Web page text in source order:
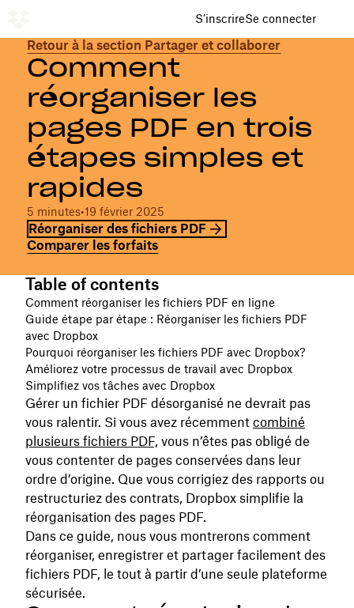
S’inscrireSe connecter
Retour à la section Partager et collaborer
Comment
réorganiser les
pages PDF en trois
étapes simples et
rapides
5 minutes•19 février 2025
Réorganiser des fichiers PDF
Comparer les forfaits
Table of contents
Comment réorganiser les fichiers PDF en ligne
Guide étape par étape : Réorganiser les fichiers PDF
avec Dropbox
Pourquoi réorganiser les fichiers PDF avec Dropbox?
Améliorez votre processus de travail avec Dropbox
Simplifiez vos tâches avec Dropbox
Gérer un fichier PDF désorganisé ne devrait pas
vous ralentir. Si vous avez récemment combiné
plusieurs fichiers PDF, vous n’êtes pas obligé de
vous contenter de pages conservées dans leur
ordre d’origine. Que vous corrigiez des rapports ou
restructuriez des contrats, Dropbox simplifie la
réorganisation des pages PDF.
Dans ce guide, nous vous montrerons comment
réorganiser, enregistrer et partager facilement des
fichiers PDF, le tout à partir d’une seule plateforme
sécurisée.